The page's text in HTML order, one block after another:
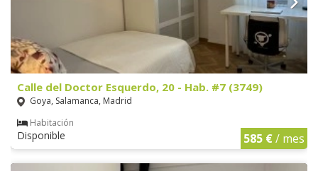
Calle del Doctor Esquerdo, 20 - Hab. #7 (3749)
Goya, Salamanca, Madrid
Habitación
Disponible 585 €/ mes